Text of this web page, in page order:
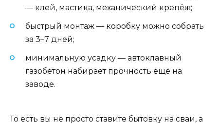
— клей, мастика, механический крепёж;
быстрый монтаж — коробку можно собрать
за 3–7 дней;
минимальную усадку — автоклавный
газобетон набирает прочность ещё на
заводе.
То есть вы не просто ставите бытовку на сваи, а